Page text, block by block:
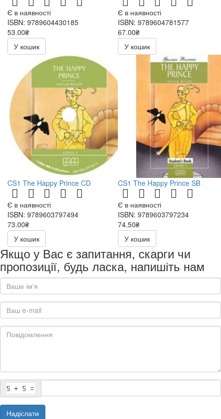
Є в наявності
ISBN: 9789604430185
53.00₴
106.00₴
У кошик
Є в наявності
ISBN: 9789604781577
67.00₴
134.00₴
У кошик
CS1 The Happy Prince CD
Є в наявності
ISBN: 9789603797494
73.00₴
146.00₴
У кошик
CS1 The Happy Prince SB
Є в наявності
ISBN: 9789603797234
74.50₴
149.00₴
У кошик
Якщо у Вас є запитання, скарги чи
пропозиції, будь ласка, напишіть нам
Надіслати